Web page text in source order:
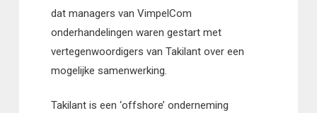
dat managers van VimpelCom
onderhandelingen waren gestart met
vertegenwoordigers van Takilant over een
mogelijke samenwerking.
Takilant is een ‘offshore’ onderneming